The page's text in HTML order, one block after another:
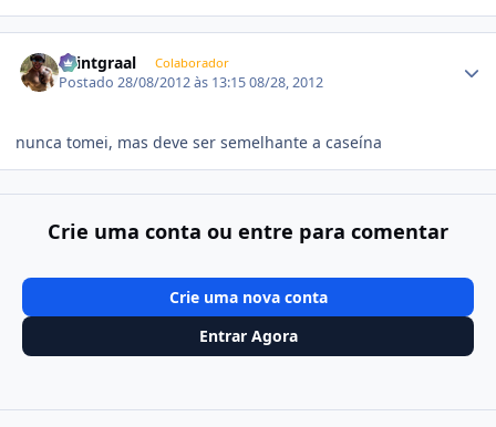
Saintgraal Colaborador
Postado28/08/2012 às 13:1508/28, 2012
nunca tomei, mas deve ser semelhante a caseína
Crie uma conta ou entre para comentar
Crie uma nova conta
Entrar Agora